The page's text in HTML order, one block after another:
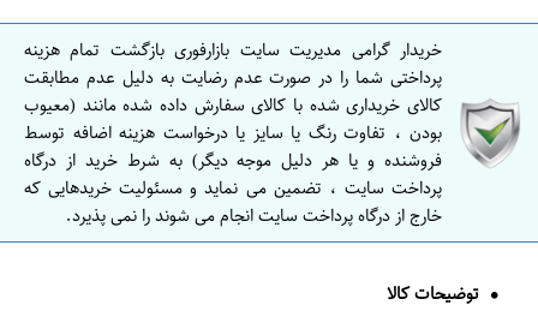
خریدار گرامی مدیریت سایت بازارفوری بازگشت تمام هزینه
پرداختی شما را در صورت عدم رضایت به دلیل عدم مطابقت
کالای خریداری شده با کالای سفارش داده شده مانند (معیوب
بودن ، تفاوت رنگ یا سایز یا درخواست هزینه اضافه توسط
فروشنده و یا هر دلیل موجه دیگر) به شرط خرید از درگاه
پرداخت سایت ، تضمین می نماید و مسئولیت خریدهایی که
خارج از درگاه پرداخت سایت انجام می شوند را نمی پذیرد.
توضیحات کالا